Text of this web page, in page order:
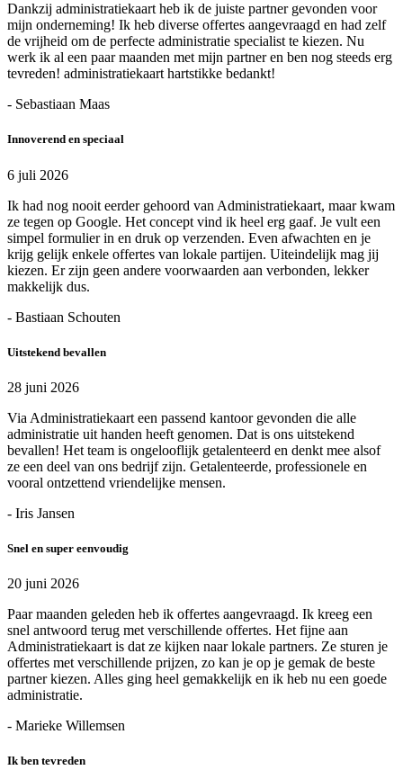
Dankzij administratiekaart heb ik de juiste partner gevonden voor
mijn onderneming! Ik heb diverse offertes aangevraagd en had zelf
de vrijheid om de perfecte administratie specialist te kiezen. Nu
werk ik al een paar maanden met mijn partner en ben nog steeds erg
tevreden! administratiekaart hartstikke bedankt!
- Sebastiaan Maas
Innoverend en speciaal
6 juli 2026
Ik had nog nooit eerder gehoord van Administratiekaart, maar kwam
ze tegen op Google. Het concept vind ik heel erg gaaf. Je vult een
simpel formulier in en druk op verzenden. Even afwachten en je
krijg gelijk enkele offertes van lokale partijen. Uiteindelijk mag jij
kiezen. Er zijn geen andere voorwaarden aan verbonden, lekker
makkelijk dus.
- Bastiaan Schouten
Uitstekend bevallen
28 juni 2026
Via Administratiekaart een passend kantoor gevonden die alle
administratie uit handen heeft genomen. Dat is ons uitstekend
bevallen! Het team is ongelooflijk getalenteerd en denkt mee alsof
ze een deel van ons bedrijf zijn. Getalenteerde, professionele en
vooral ontzettend vriendelijke mensen.
- Iris Jansen
Snel en super eenvoudig
20 juni 2026
Paar maanden geleden heb ik offertes aangevraagd. Ik kreeg een
snel antwoord terug met verschillende offertes. Het fijne aan
Administratiekaart is dat ze kijken naar lokale partners. Ze sturen je
offertes met verschillende prijzen, zo kan je op je gemak de beste
partner kiezen. Alles ging heel gemakkelijk en ik heb nu een goede
administratie.
- Marieke Willemsen
Ik ben tevreden